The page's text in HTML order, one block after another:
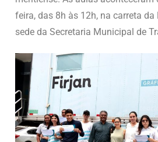
feira, das 8h às 12h, na carreta da
sede da Secretaria Municipal de